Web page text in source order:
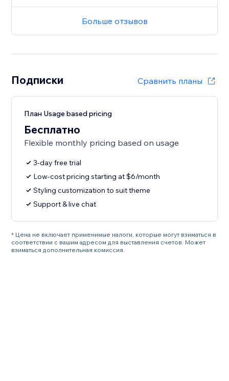
Больше отзывов
Подписки Сравнить планы
План Usage based pricing
Бесплатно
Flexible monthly pricing based on usage
3-day free trial
Low-cost pricing starting at $6/month
Styling customization to suit theme
Support & live chat
* Цена не включает применимые налоги, которые могут взиматься в
соответствии с вашим адресом для выставления счетов. Может
взиматься дополнительная комиссия.